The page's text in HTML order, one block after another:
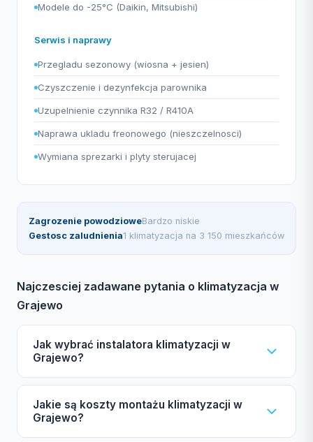
Modele do -25°C (Daikin, Mitsubishi)
Serwis i naprawy
Przegladu sezonowy (wiosna + jesien)
Czyszczenie i dezynfekcja parownika
Uzupelnienie czynnika R32 / R410A
Naprawa ukladu freonowego (nieszczelnosci)
Wymiana sprezarki i plyty sterujacej
Zagrozenie powodzioweBardzo niskie
Gestosc zaludnienia1 klimatyzacja na 3 150 mieszkańców
Najczesciej zadawane pytania o klimatyzacja w
Grajewo
Jak wybrać instalatora klimatyzacji w
Grajewo?
Wybierając instalatora klimatyzacji w Grajewo,
zwróć uwagę na certyfikat F-gazowy UDT,
Jakie są koszty montażu klimatyzacji w
Grajewo?